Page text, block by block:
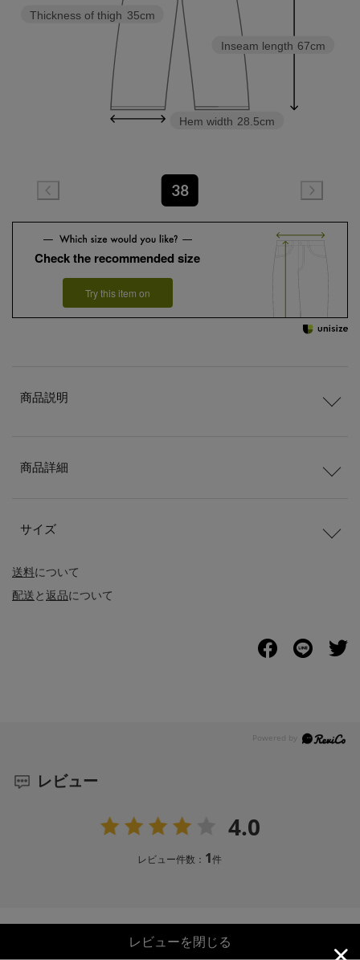
Inseam length 67cm
Hem width 28.5cm
Thickness of thigh 35cm
38
Check the recommended size
Try this item on
送料について
配送と返品について
商品説明
商品詳細
サイズ
レビュー
4.0
レビュー件数： 1件
レビューを閉じる